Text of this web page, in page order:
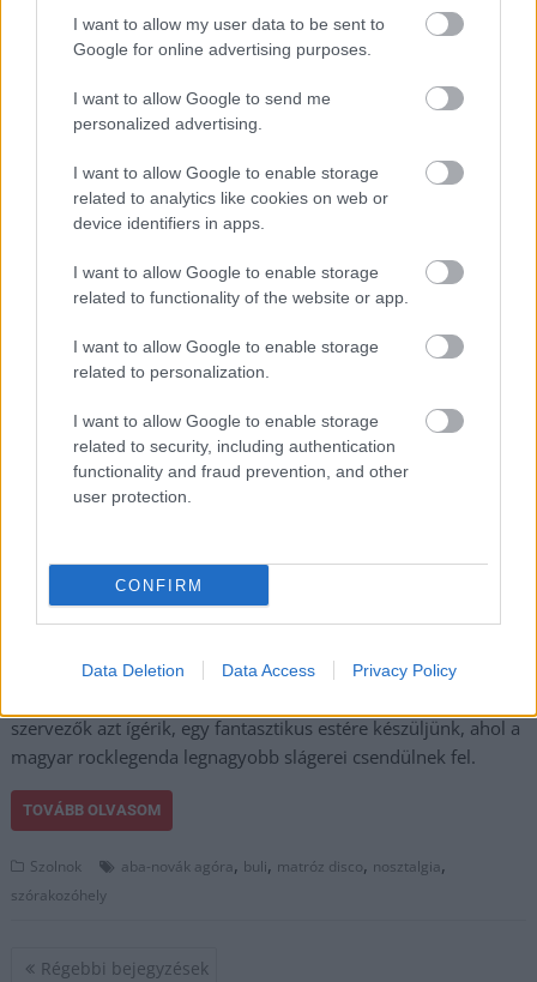
I want to allow my user data to be sent to
Google for online advertising purposes.
I want to allow Google to send me
personalized advertising.
I want to allow Google to enable storage
related to analytics like cookies on web or
device identifiers in apps.
I want to allow Google to enable storage
related to functionality of the website or app.
I want to allow Google to enable storage
related to personalization.
I want to allow Google to enable storage
related to security, including authentication
functionality and fraud prevention, and other
user protection.
CONFIRM
Data Deletion Data Access Privacy Policy
és az eredmények köré szervezve. Miközben több vidéki
városban – köztük Pécsen, Szegeden, Debrecenben vagy
programokkal várják a felvételizőket, a Tisza-parti
megyeszékhely nem szerepel az országos Pont Ott Parti
Szolnok buli,egyetem,eredményváró,felsőoktatás főiskola
,Szolnok
Indul a nosztalgiavonat, szombaton Matróz
Disco Szolnokon
2024.10.11. Farkas András
A megyeszékhelyen
azaz szombaton
szervezők azt ígérik, egy fantasztikus estére készüljünk, ahol a
magyar rocklegenda legnagyobb slágerei csendülnek fel.
TOVÁBB OLVASOM
Szolnok aba-novák agóra, buli, matróz disco, nosztalgia,
szórakozóhely
Bejegyzés
Régebbi bejegyzések